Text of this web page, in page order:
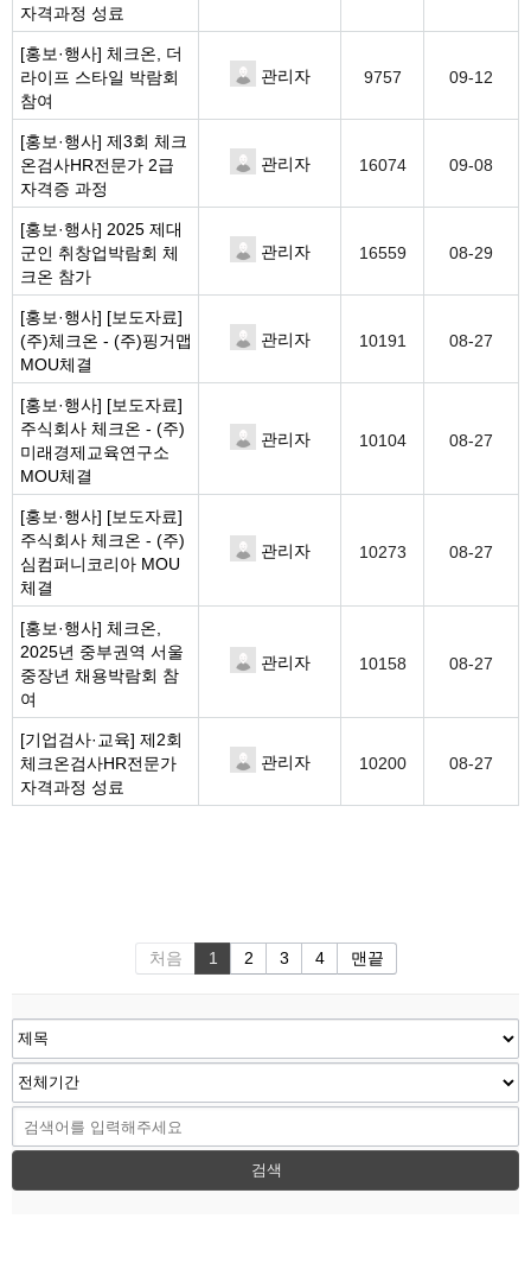
자격과정 성료
[홍보·행사] 체크온, 더
라이프 스타일 박람회
참여
관리자 9757 09-12
[홍보·행사] 제3회 체크
온검사HR전문가 2급
자격증 과정
관리자 16074 09-08
[홍보·행사] 2025 제대
군인 취창업박람회 체
크온 참가
관리자 16559 08-29
[홍보·행사] [보도자료]
(주)체크온 - (주)핑거맵
MOU체결
관리자 10191 08-27
[홍보·행사] [보도자료]
주식회사 체크온 - (주)
미래경제교육연구소
MOU체결
관리자 10104 08-27
[홍보·행사] [보도자료]
주식회사 체크온 - (주)
심컴퍼니코리아 MOU
체결
관리자 10273 08-27
[홍보·행사] 체크온,
2025년 중부권역 서울
중장년 채용박람회 참
여
관리자 10158 08-27
[기업검사·교육] 제2회
체크온검사HR전문가
자격과정 성료
관리자 10200 08-27
처음 1 2 3 4 맨끝
검색